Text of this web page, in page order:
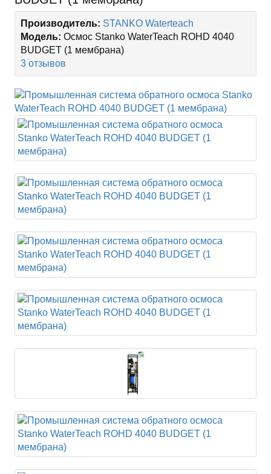
Производитель: STANKO Waterteach
Модель: Осмос Stanko WaterTeach ROHD 4040
BUDGET (1 мембрана)
3 отзывов